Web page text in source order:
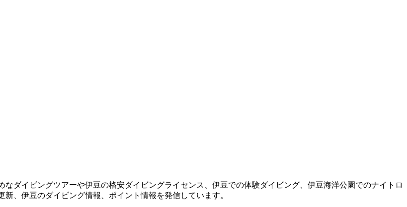
ダイビングツアーや伊豆の格安ダイビングライセンス、伊豆での体験ダイビング、伊豆海洋公園でのナイトロ
、伊豆のダイビング情報、ポイント情報を発信しています。